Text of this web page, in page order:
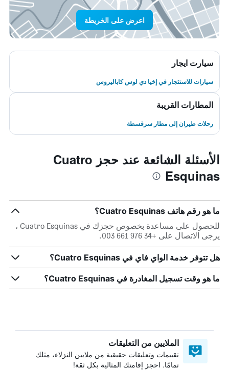
اعرض على الخريطة
سيارت ايجار
سيارات للاستئجار في إخيا دي لوس كاباليروس
المطارات القريبة
رحلات طيران إلى مطار سرقسطة
الأسئلة الشائعة عند حجز Cuatro
Esquinas
ما هو رقم هاتف Cuatro Esquinas؟
للحصول على مساعدة بخصوص حجزك في Cuatro Esquinas ،
يرجى الاتصال على +34 976 661 003.
هل تتوفر خدمة الواي فاي في Cuatro Esquinas؟
ما هو وقت تسجيل المغادرة في Cuatro Esquinas؟
الملايين من التعليقات
تقييمات وتعليقات حقيقية من ملايين النزلاء، مثلك
تمامًا. احجز إقامتك المثالية بكل ثقة!